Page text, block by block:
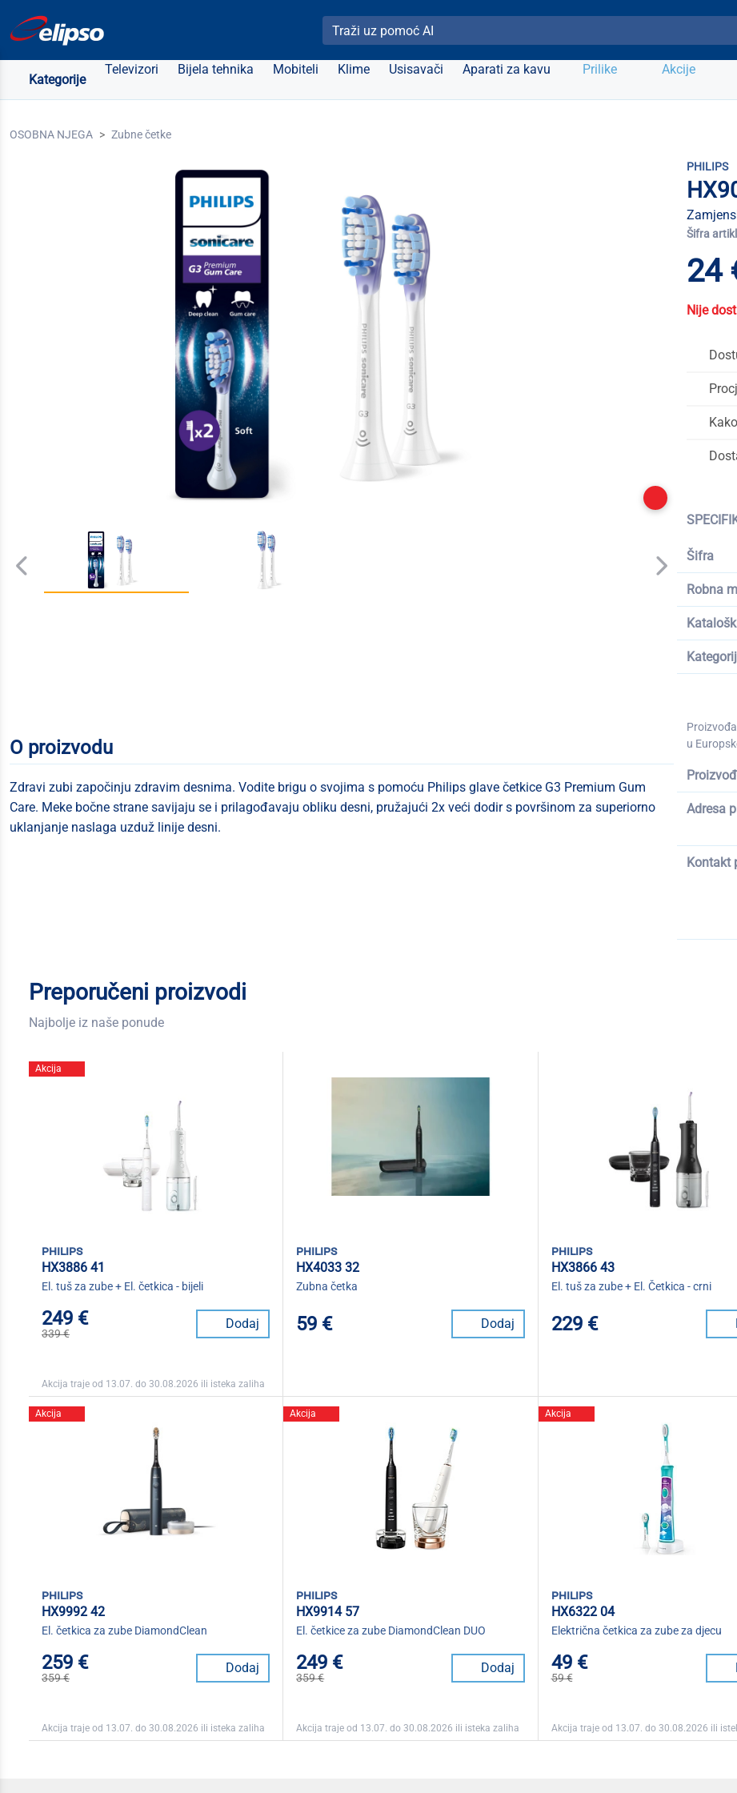
Pretraži Elipso
Kategorije
Televizori Bijela tehnika Mobiteli Klime Usisavači Aparati za kavu Prilike Akcije
OSOBNA NJEGA Zubne četke
PHILIPS
Šifra
24
Nije
Šifra
Robna
u
Adresa
Kontakt
O proizvodu
Zdravi zubi započinju zdravim desnima. Vodite brigu o svojima s pomoću Philips glave četkice G3 Premium Gum
Care. Meke bočne strane savijaju se i prilagođavaju obliku desni, pružajući 2x veći dodir s površinom za superiorno
uklanjanje naslaga uzduž linije desni.
Preporučeni proizvodi
Najbolje iz naše ponude
Akcija
philips
HX3886 41
El. tuš za zube + El. četkica - bijeli
249 €
339 €
Dodaj
Akcija traje od 13.07. do 30.08.2026 ili isteka zaliha
philips
HX4033 32
Zubna četka
59 € Dodaj
philips
HX3866 43
El. tuš za zube + El. Četkica - crni
229 €
Akcija
philips
HX9992 42
El. četkica za zube DiamondClean
259 €
359 €
Dodaj
Akcija traje od 13.07. do 30.08.2026 ili isteka zaliha
Akcija
philips
HX9914 57
El. četkice za zube DiamondClean DUO
249 €
359 €
Dodaj
Akcija traje od 13.07. do 30.08.2026 ili isteka zaliha
Akcija
philips
HX6322 04
Električna četkica za zube za djecu
49 €
59 €
Akcija traje od 13.07. do 30.08.2026 ili